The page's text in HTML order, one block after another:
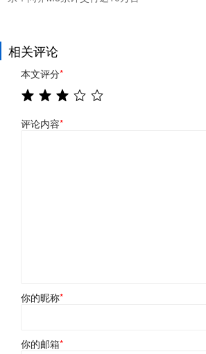
相关评论
本文评分*
评论内容*
你的昵称*
你的邮箱*